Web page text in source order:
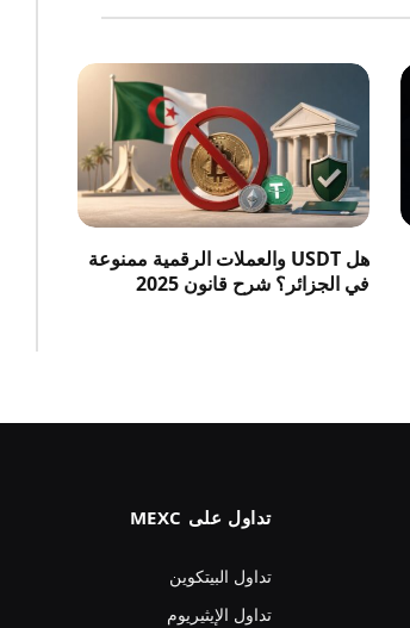
هل USDT والعملات الرقمية ممنوعة
في الجزائر؟ شرح قانون 2025
تداول على MEXC
تداول البيتكوين
تداول الإيثيريوم